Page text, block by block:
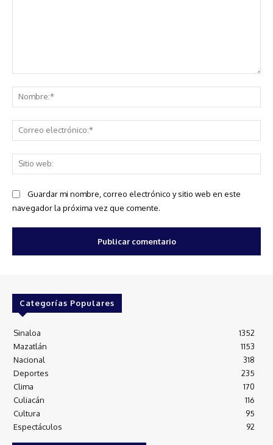
Guardar mi nombre, correo electrónico y sitio web en este
navegador la próxima vez que comente.
Categorías Populares
Sinaloa
1352
Mazatlán
1153
Nacional
318
Deportes
235
Clima
170
Culiacán
116
Cultura
95
Espectáculos
92